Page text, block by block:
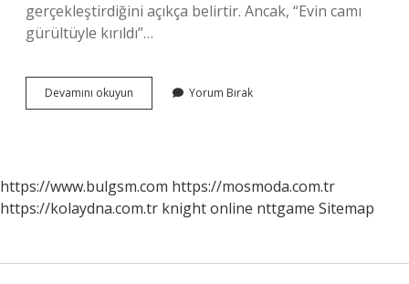
gerçekleştirdiğini açıkça belirtir. Ancak, “Evin camı
gürültüyle kırıldı”…
Devamını okuyun
Cümle
Yorum Bırak
https://www.bulgsm.com https://mosmoda.com.tr
https://kolaydna.com.tr knight online nttgame Sitemap